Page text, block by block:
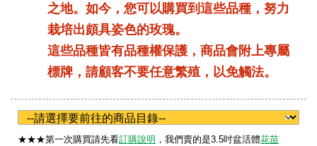
之地。如今，您可以購買到這些品種，努力
栽培出頗具姿色的玫瑰。
這些品種皆有品種權保護，商品會附上專屬
標牌，請顧客不要任意繁殖，以免觸法。
★★★第一次購買請先看訂購說明 ，我們賣的是3.5吋盆活體花苗